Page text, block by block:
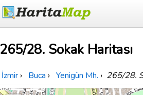
265/28. Sokak Haritası
İzmir › Buca › Yenigün Mh. › 265/28.